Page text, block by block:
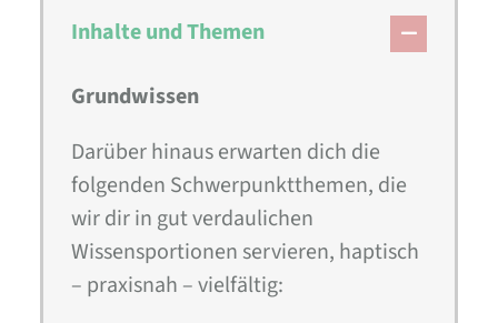
Inhalte und Themen
Grundwissen
Darüber hinaus erwarten dich die
folgenden Schwerpunktthemen, die
wir dir in gut verdaulichen
Wissensportionen servieren, haptisch
– praxisnah – vielfältig: